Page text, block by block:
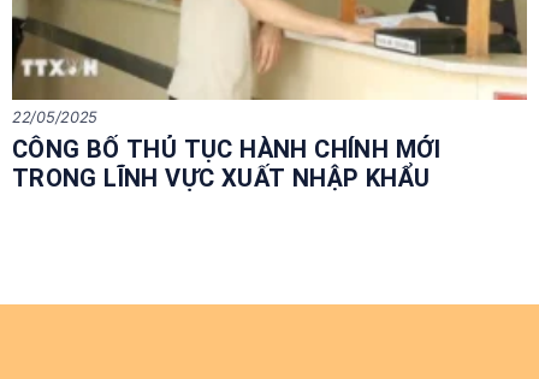
CÔNG BỐ THỦ TỤC HÀNH CHÍNH MỚI
TRONG LĨNH VỰC XUẤT NHẬP KHẨU
22/05/2025